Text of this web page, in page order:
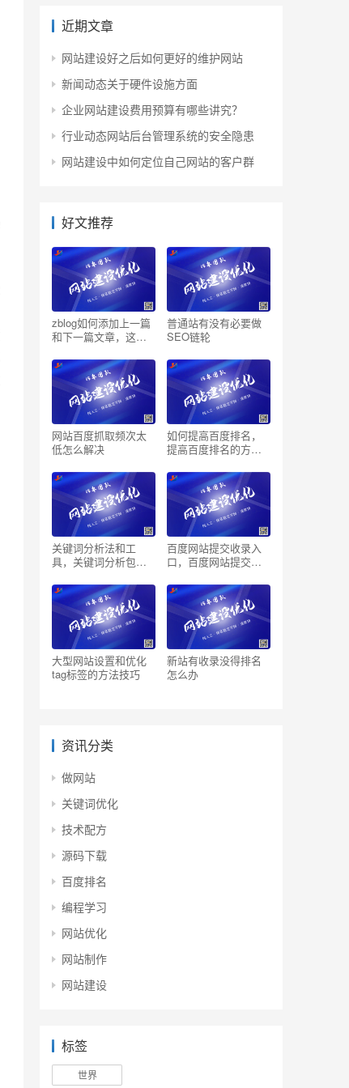
近期文章
网站建设好之后如何更好的维护网站
新闻动态关于硬件设施方面
企业网站建设费用预算有哪些讲究？
行业动态网站后台管理系统的安全隐患
网站建设中如何定位自己网站的客户群
好文推荐
zblog如何添加上一篇
和下一篇文章，这样
普通站有没有必要做
SEO链轮
网站百度抓取频次太
低怎么解决
如何提高百度排名，
提高百度排名的方法
关键词分析法和工
具，关键词分析包括
百度网站提交收录入
口，百度网站提交注
大型网站设置和优化
tag标签的方法技巧
新站有收录没得排名
怎么办
资讯分类
做网站
关键词优化
技术配方
源码下载
百度排名
编程学习
网站优化
网站制作
网站建设
标签
世界